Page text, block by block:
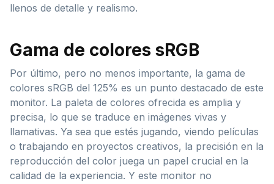
llenos de detalle y realismo.
Gama de colores sRGB
Por último, pero no menos importante, la gama de
colores sRGB del 125% es un punto destacado de este
monitor. La paleta de colores ofrecida es amplia y
precisa, lo que se traduce en imágenes vivas y
llamativas. Ya sea que estés jugando, viendo películas
o trabajando en proyectos creativos, la precisión en la
reproducción del color juega un papel crucial en la
calidad de la experiencia. Y este monitor no